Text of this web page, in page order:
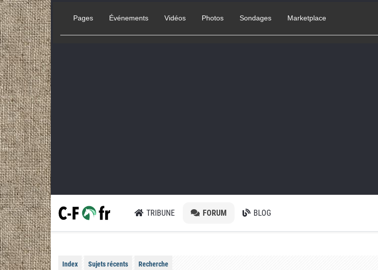
Pages Événements Vidéos Photos Sondages Marketplace
TRIBUNE FORUM BLOG
Index Sujets récents Recherche